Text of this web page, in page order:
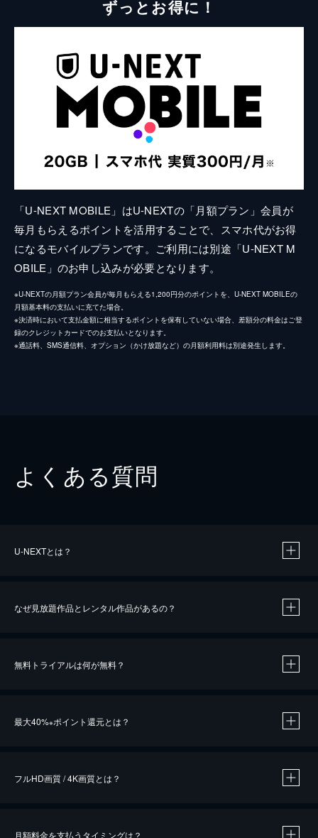
ずっとお得に！
「U-NEXT MOBILE」はU-NEXTの「月額プラン」会員が
毎月もらえるポイントを活用することで、スマホ代がお得
になるモバイルプランです。ご利用には別途「U-NEXT M
OBILE」のお申し込みが必要となります。
※U-NEXTの月額プラン会員が毎月もらえる1,200円分のポイントを、U-NEXT MOBILEの
月額基本料の支払いに充てた場合。
※決済時において支払金額に相当するポイントを保有していない場合、差額分の料金はご登
録のクレジットカードでのお支払いとなります。
※通話料、SMS通信料、オプション（かけ放題など）の月額利用料は別途発生します。
よくある質問
U-NEXTとは？
なぜ見放題作品とレンタル作品があるの？
無料トライアルは何が無料？
最大40%※ポイント還元とは？
フルHD画質 / 4K画質とは？
月額料金を支払うタイミングは？